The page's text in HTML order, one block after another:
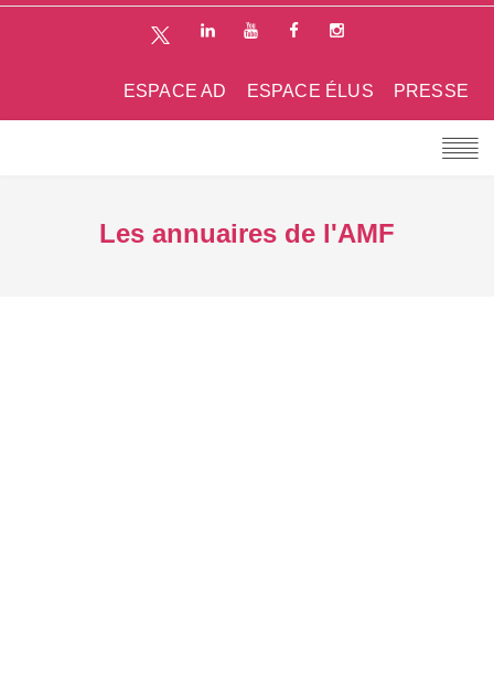
PRESSE
ESPACE ÉLUS
ESPACE AD
Les annuaires de l'AMF